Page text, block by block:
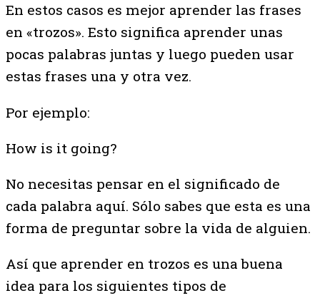
En estos casos es mejor aprender las frases
en «trozos». Esto significa aprender unas
pocas palabras juntas y luego pueden usar
estas frases una y otra vez.
Por ejemplo:
How is it going?
No necesitas pensar en el significado de
cada palabra aquí. Sólo sabes que esta es una
forma de preguntar sobre la vida de alguien.
Así que aprender en trozos es una buena
idea para los siguientes tipos de